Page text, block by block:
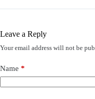
Leave a Reply
Your email address will not be
Name *